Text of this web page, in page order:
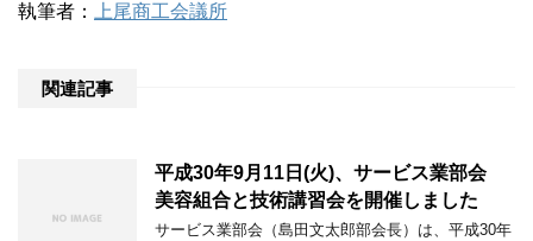
執筆者： 上尾商工会議所
関連記事
平成30年9月11日(火)、サービス業部会
美容組合と技術講習会を開催しました
サービス業部会（島田文太郎部会長）は、平成30年